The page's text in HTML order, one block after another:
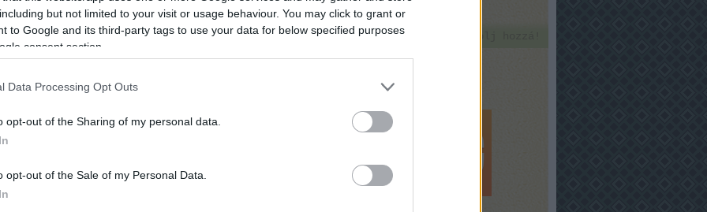
but not limited to your visit or usage behaviour. You may click to grant or
to Google and its third-party tags to use your data for below specified purposes
consent section.
Data Processing Opt Outs
opt-out of the Sharing of my personal data.
opt-out of the Sale of my Personal Data.
Kompánia2011.09.22. 05:17